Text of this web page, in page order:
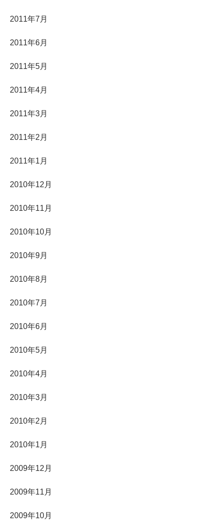
2011年7月
2011年6月
2011年5月
2011年4月
2011年3月
2011年2月
2011年1月
2010年12月
2010年11月
2010年10月
2010年9月
2010年8月
2010年7月
2010年6月
2010年5月
2010年4月
2010年3月
2010年2月
2010年1月
2009年12月
2009年11月
2009年10月